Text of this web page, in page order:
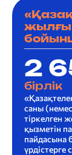
жылғы
2
бірлік
саны
тіркелген
қызметін
пайдасына
үрдістерге